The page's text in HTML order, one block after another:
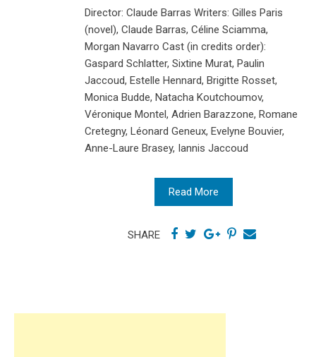
Director: Claude Barras Writers: Gilles Paris
(novel), Claude Barras, Céline Sciamma,
Morgan Navarro Cast (in credits order):
Gaspard Schlatter, Sixtine Murat, Paulin
Jaccoud, Estelle Hennard, Brigitte Rosset,
Monica Budde, Natacha Koutchoumov,
Véronique Montel, Adrien Barazzone, Romane
Cretegny, Léonard Geneux, Evelyne Bouvier,
Anne-Laure Brasey, Iannis Jaccoud
Read More
SHARE